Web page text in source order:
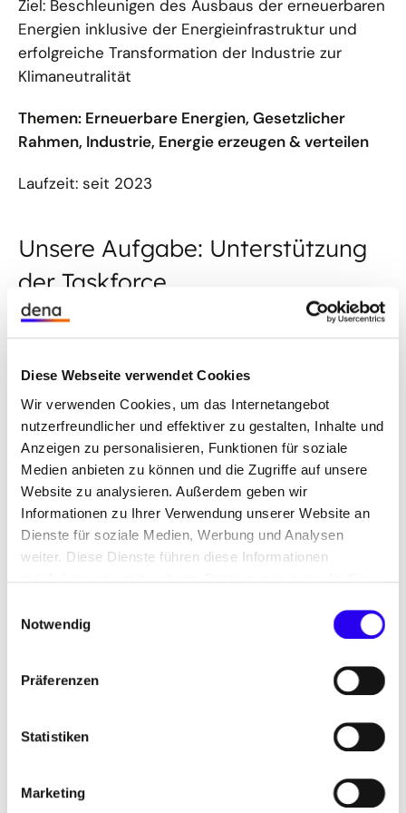
Diese Webseite verwendet Cookies
Wir verwenden Cookies, um das Internetangebot
nutzerfreundlicher und effektiver zu gestalten, Inhalte und
Anzeigen zu personalisieren, Funktionen für soziale
Medien anbieten zu können und die Zugriffe auf unsere
Website zu analysieren. Außerdem geben wir
Informationen zu Ihrer Verwendung unserer Website an
Dienste für soziale Medien, Werbung und Analysen
weiter. Diese Dienste führen diese Informationen
Nutzung der Dienste gesammelt haben.
Notwendig
Präferenzen
Statistiken
Marketing
Ziel: Beschleunigen des Ausbaus der erneuerbaren
Energien inklusive der Energieinfrastruktur und
erfolgreiche Transformation der Industrie zur
Klimaneutralität
Themen: Erneuerbare Energien, Gesetzlicher
Rahmen, Industrie, Energie erzeugen & verteilen
Laufzeit: seit 2023
Unsere Aufgabe: Unterstützung
der Taskforce
Mit dem beschleunigten Ausbau von Wind- und
klimafreundlichen Industrie verfolgt das Land
Nordrhein-Westfalen konsequent den Weg zur
Klimaneutralität.
Zur Unterstützung dieses
Transformationsprozesses hat die
Landesregierung die interministerielle Taskforce
„Industrie- und Energietransformation NRW“
eingerichtet. Sie führt die 2023 gegründete
zentrale Mission bleibt dabei unverändert:
Hemmnisse identifizieren und abbauen,
Maßnahmen und Empfehlungen für einen
und eine erfolgreiche in-dustrielle